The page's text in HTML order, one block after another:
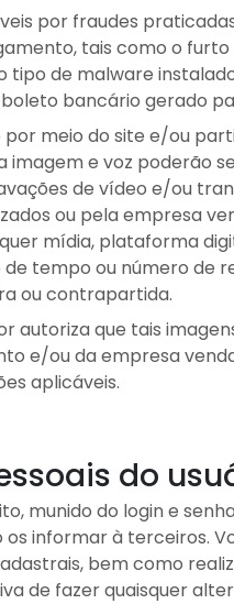
por fraudes
tais como o
tipo de malware
bancário gerado
por meio do site e/ou
imagem e voz poderão
de vídeo e/ou
ou pela empresa
mídia, plataforma
tempo ou número de
ou contrapartida.
autoriza que tais
e/ou da empresa
aplicáveis.
do
munido do login e
informar à terceiros.
bem como
de fazer quaisquer